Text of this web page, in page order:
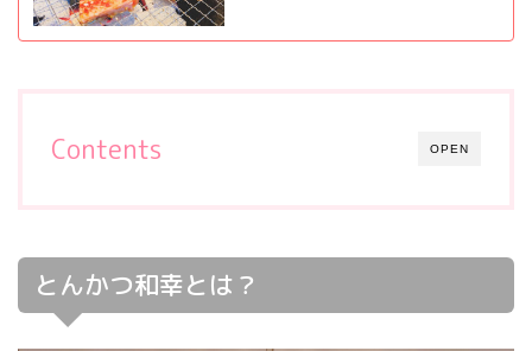
OPEN
Contents
とんかつ和幸とは？